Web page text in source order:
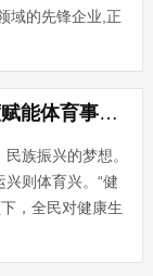
域的先锋企业,正
。小花科技深刻理
技术的革新,更是
“跃动未来”计划启航，中国人寿深度赋能体育事业发展
族振兴的梦想。
则体育兴。“健
，全民对健康生
内寿险行业头雁，